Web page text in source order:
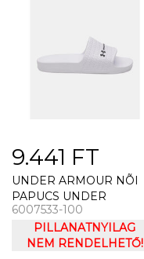
9.441 FT
UNDER ARMOUR NÕI
PAPUCS UNDER
ARMOUR UA W ARMR
SLIDE LITE
6007533-100
PILLANATNYILAG
NEM RENDELHETŐ!